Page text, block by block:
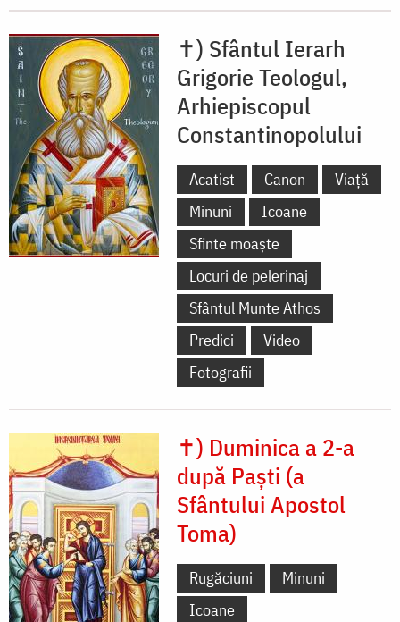
✝) Sfântul Ierarh
Grigorie Teologul,
Arhiepiscopul
Constantinopolului
Acatist Canon
Viață
Minuni
Icoane
Sfinte moaște
Locuri de pelerinaj
Sfântul Munte Athos
Predici
Video
Fotografii
✝) Duminica a 2-a
după Paști (a
Sfântului Apostol
Toma)
Rugăciuni
Minuni
Icoane